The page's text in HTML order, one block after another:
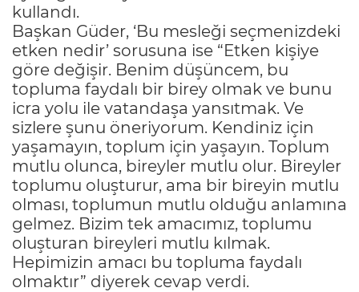
kullandı.
Başkan Güder, ‘Bu mesleği seçmenizdeki
etken nedir’ sorusuna ise “Etken kişiye
göre değişir. Benim düşüncem, bu
topluma faydalı bir birey olmak ve bunu
icra yolu ile vatandaşa yansıtmak. Ve
sizlere şunu öneriyorum. Kendiniz için
yaşamayın, toplum için yaşayın. Toplum
mutlu olunca, bireyler mutlu olur. Bireyler
toplumu oluşturur, ama bir bireyin mutlu
olması, toplumun mutlu olduğu anlamına
gelmez. Bizim tek amacımız, toplumu
oluşturan bireyleri mutlu kılmak.
Hepimizin amacı bu topluma faydalı
olmaktır” diyerek cevap verdi.